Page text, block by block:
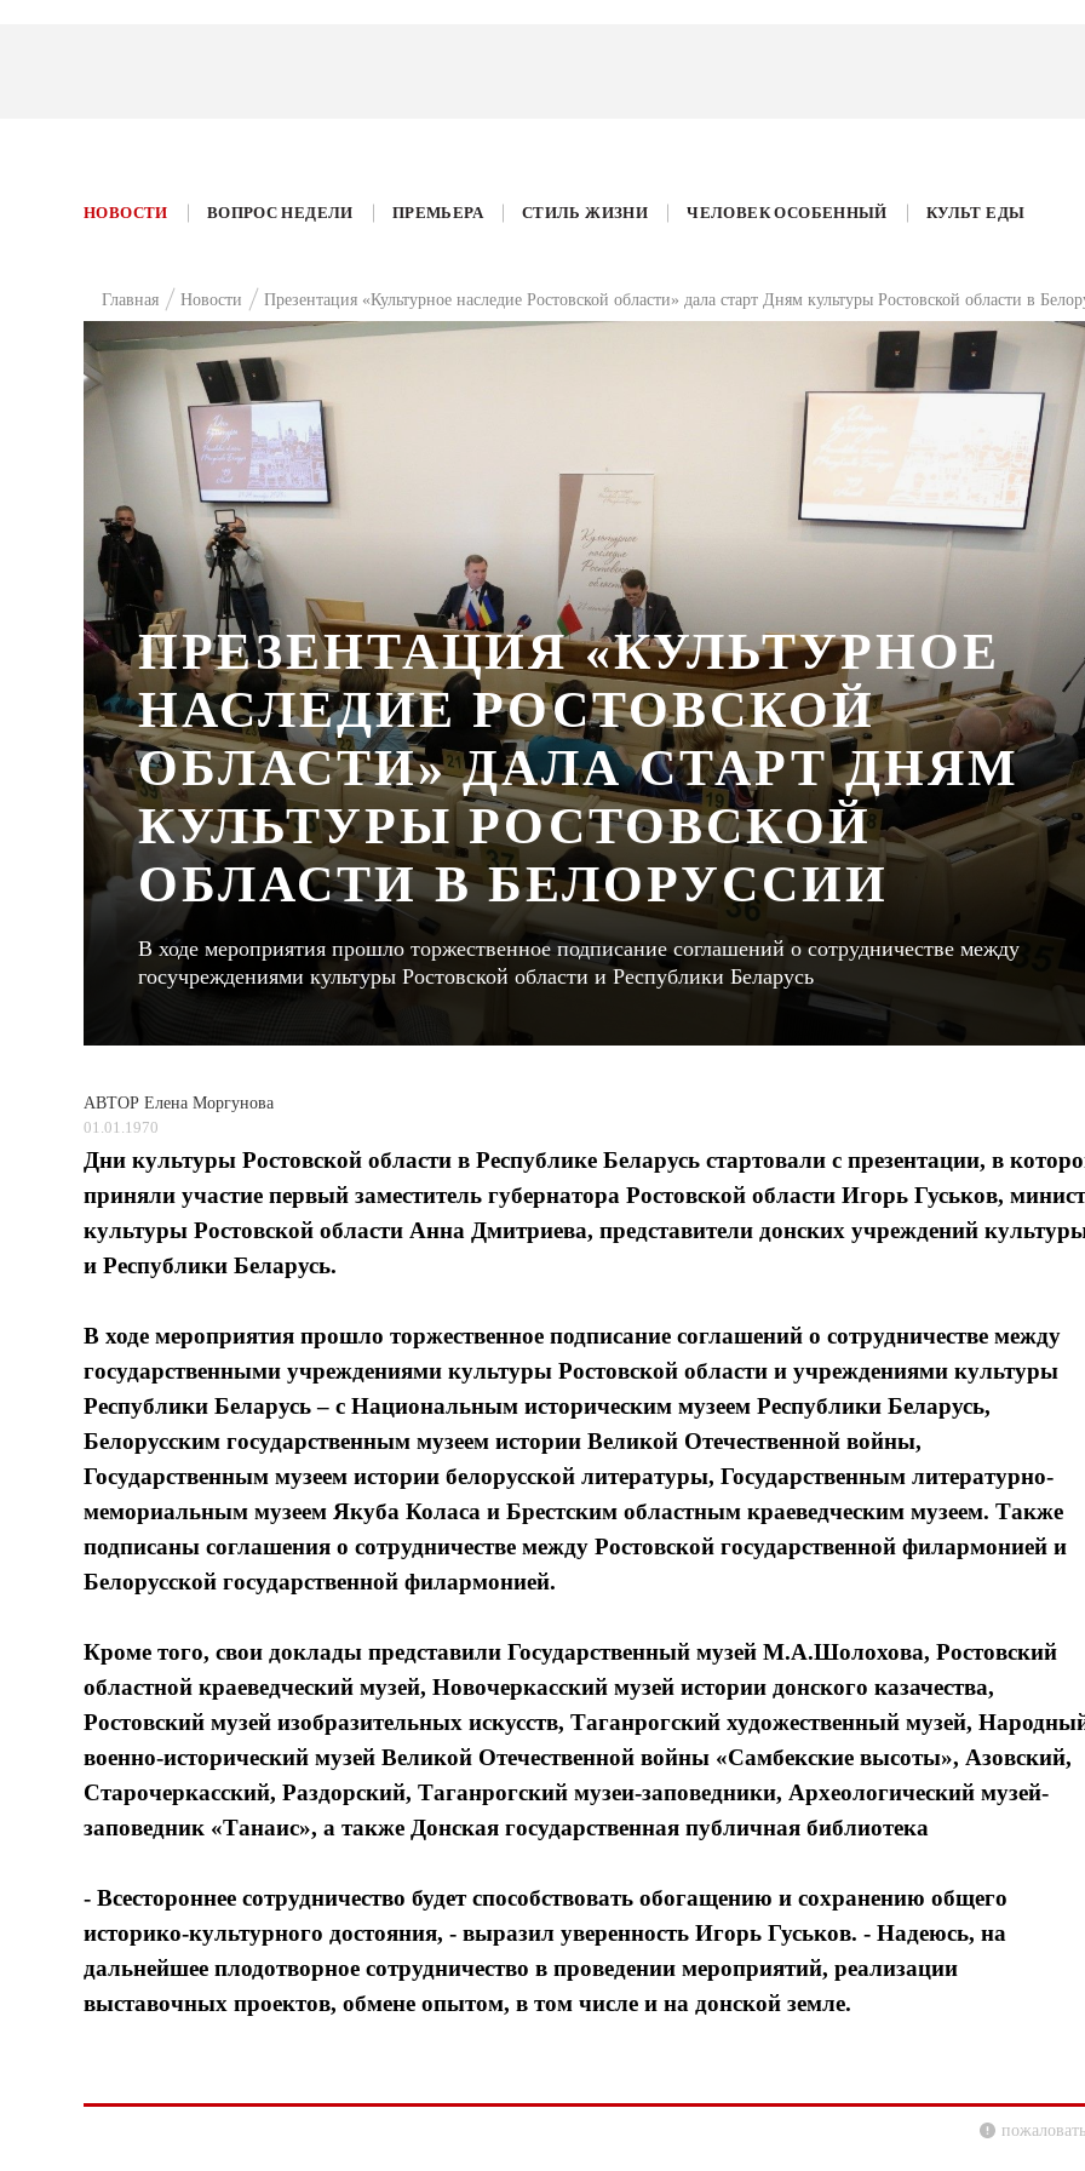
НОВОСТИ ВОПРОС НЕДЕЛИ ПРЕМЬЕРА СТИЛЬ ЖИЗНИ ЧЕЛОВЕК ОСОБЕННЫЙ КУЛЬТ ЕДЫ
Главная Новости Презентация «Культурное наследие Ростовской области» дала старт Дням культуры Ростовской области в
ПРЕЗЕНТАЦИЯ «КУЛЬТУРНОЕ
НАСЛЕДИЕ РОСТОВСКОЙ
ОБЛАСТИ» ДАЛА СТАРТ ДНЯМ
КУЛЬТУРЫ РОСТОВСКОЙ
ОБЛАСТИ В БЕЛОРУССИИ
В ходе мероприятия прошло торжественное подписание соглашений о сотрудничестве между
госучреждениями культуры Ростовской области и Республики Беларусь
АВТОР Елена Моргунова
01.01.1970
Дни культуры Ростовской области в Республике Беларусь стартовали с презентации, в
приняли участие первый заместитель губернатора Ростовской области Игорь Гуськов,
культуры Ростовской области Анна Дмитриева, представители донских учреждений
и Республики Беларусь.
В ходе мероприятия прошло торжественное подписание соглашений о сотрудничестве между
государственными учреждениями культуры Ростовской области и учреждениями культуры
Республики Беларусь – с Национальным историческим музеем Республики Беларусь,
Белорусским государственным музеем истории Великой Отечественной войны,
Государственным музеем истории белорусской литературы, Государственным литературно-
мемориальным музеем Якуба Коласа и Брестским областным краеведческим музеем. Также
подписаны соглашения о сотрудничестве между Ростовской государственной филармонией и
Белорусской государственной филармонией.
Кроме того, свои доклады представили Государственный музей М.А.Шолохова, Ростовский
областной краеведческий музей, Новочеркасский музей истории донского казачества,
Ростовский музей изобразительных искусств, Таганрогский художественный музей,
военно-исторический музей Великой Отечественной войны «Самбекские высоты», Азовский,
Старочеркасский, Раздорский, Таганрогский музеи-заповедники, Археологический музей-
заповедник «Танаис», а также Донская государственная публичная библиотека
- Всестороннее сотрудничество будет способствовать обогащению и сохранению общего
историко-культурного достояния, - выразил уверенность Игорь Гуськов. - Надеюсь, на
дальнейшее плодотворное сотрудничество в проведении мероприятий, реализации
выставочных проектов, обмене опытом, в том числе и на донской земле.